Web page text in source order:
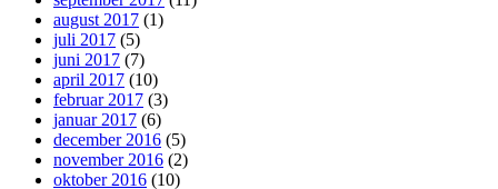
august 2017 (1)
juli 2017 (5)
juni 2017 (7)
april 2017 (10)
februar 2017 (3)
januar 2017 (6)
december 2016 (5)
november 2016 (2)
oktober 2016 (10)